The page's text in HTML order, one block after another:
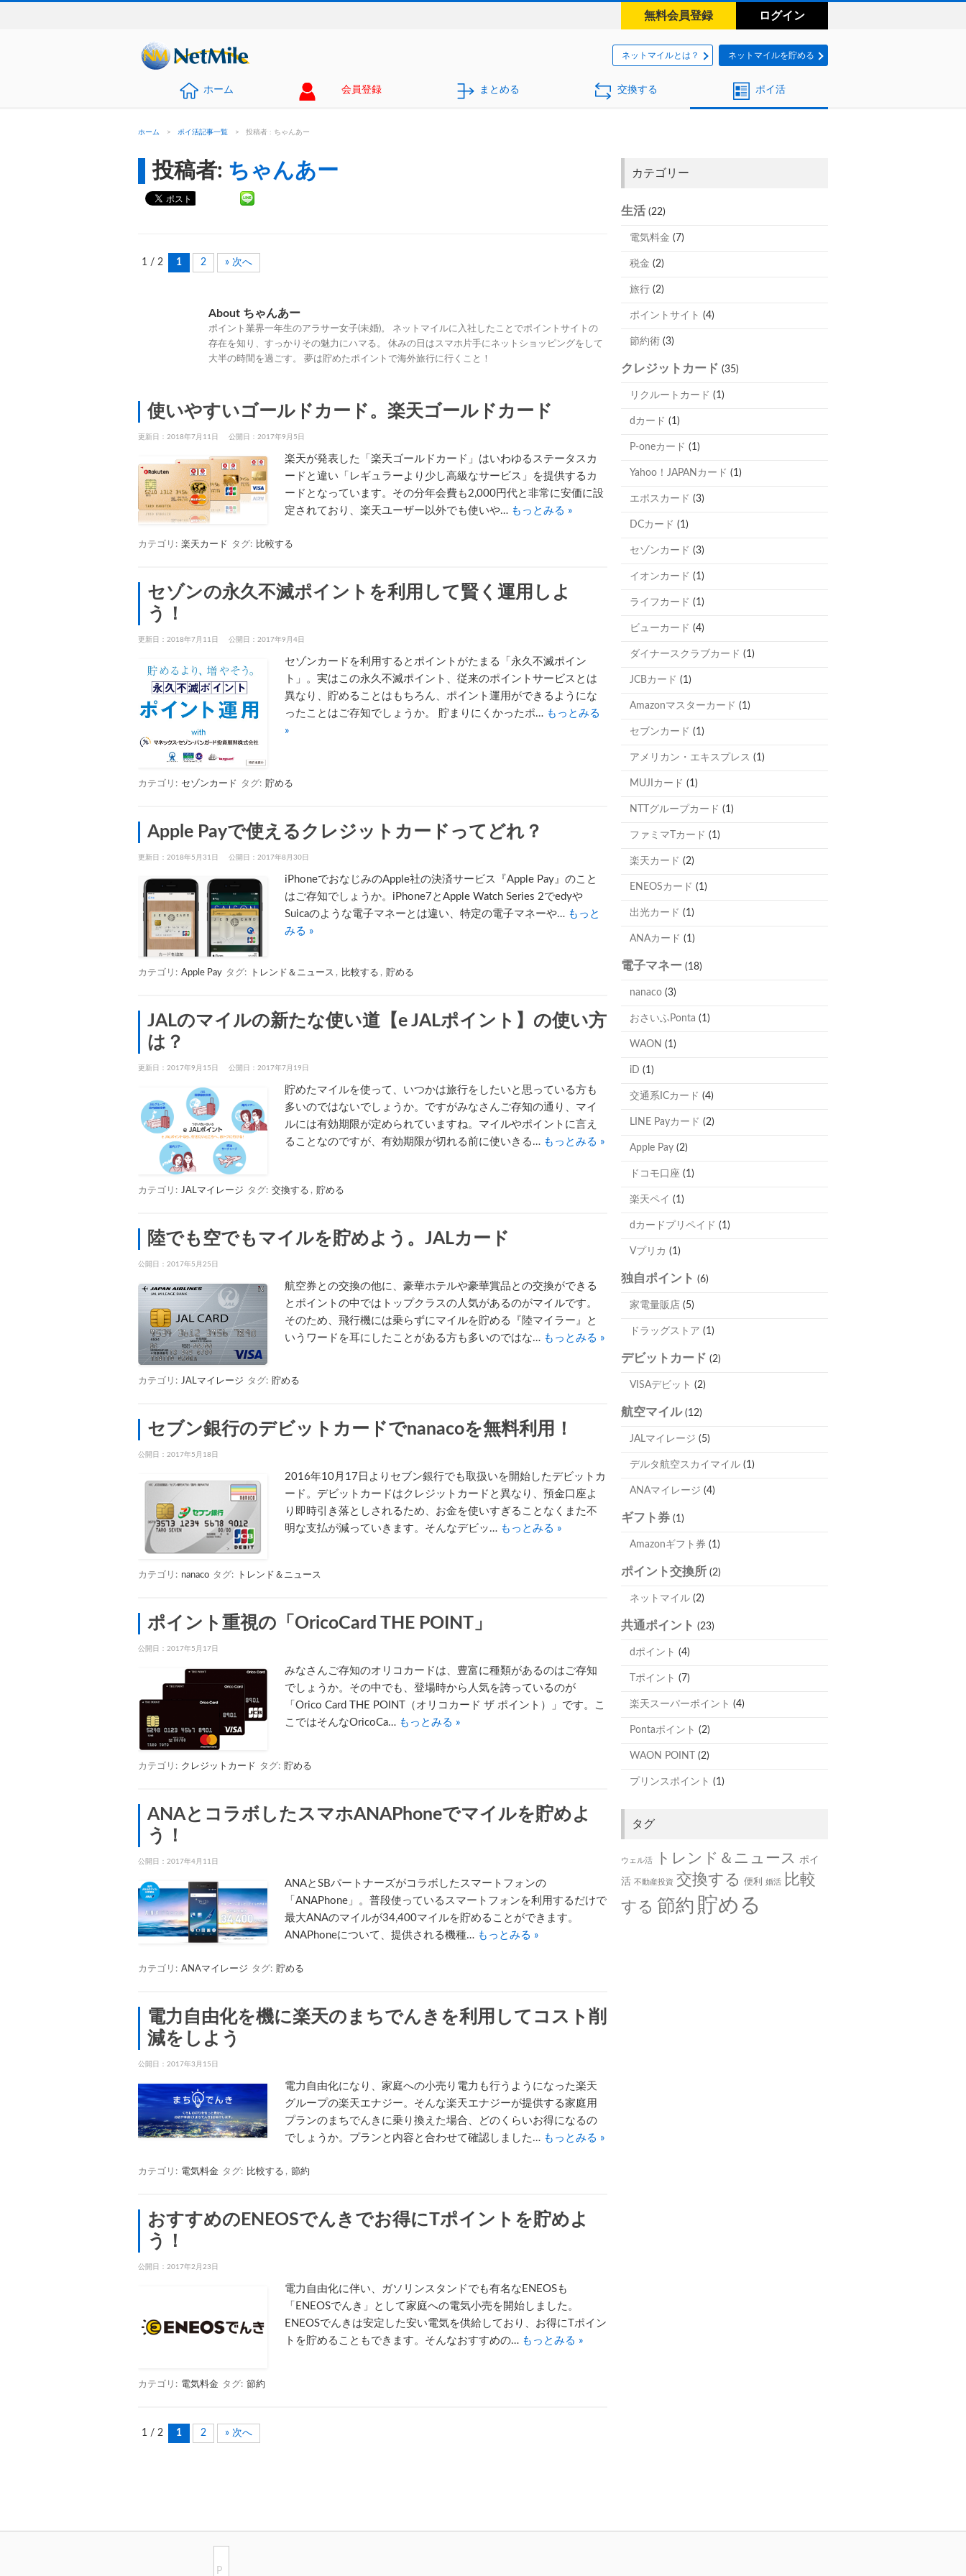
無料会員登録 ログイン
ネットマイルとは？ ネットマイルを貯める
ホーム 会員登録 まとめる 交換する ポイ活
ホーム > ポイ活記事一覧 > 投稿者 : ちゃんあー
投稿者: ちゃんあー
1 / 2 1 2 » 次へ
About ちゃんあー
ポイント業界一年生のアラサー女子(未婚)。 ネットマイルに入社したことでポイントサイトの
存在を知り、すっかりその魅力にハマる。 休みの日はスマホ片手にネットショッピングをして
大半の時間を過ごす。 夢は貯めたポイントで海外旅行に行くこと！
使いやすいゴールドカード。楽天ゴールドカード
更新日：2018年7月11日 公開日：2017年9月5日
楽天が発表した「楽天ゴールドカード」はいわゆるステータスカ
ードと違い「レギュラーより少し高級なサービス」を提供するカ
ードとなっています。その分年会費も2,000円代と非常に安価に設
定されており、楽天ユーザー以外でも使いや… もっとみる »
カテゴリ: 楽天カード タグ: 比較する
セゾンの永久不滅ポイントを利用して賢く運用しよ
う！
更新日：2018年7月11日 公開日：2017年9月4日
セゾンカードを利用するとポイントがたまる「永久不滅ポイン
ト」。実はこの永久不滅ポイント、従来のポイントサービスとは
異なり、貯めることはもちろん、ポイント運用ができるようにな
ったことはご存知でしょうか。 貯まりにくかったポ… もっとみる
»
カテゴリ: セゾンカード タグ: 貯める
Apple Payで使えるクレジットカードってどれ？
更新日：2018年5月31日 公開日：2017年8月30日
iPhoneでおなじみのApple社の決済サービス『Apple Pay』のこと
はご存知でしょうか。iPhone7とApple Watch Series 2でedyや
Suicaのような電子マネーとは違い、特定の電子マネーや… もっと
みる »
カテゴリ: Apple Pay タグ: トレンド＆ニュース , 比較する , 貯める
JALのマイルの新たな使い道【e JALポイント】の使い方
は？
更新日：2017年9月15日 公開日：2017年7月19日
貯めたマイルを使って、いつかは旅行をしたいと思っている方も
多いのではないでしょうか。ですがみなさんご存知の通り、マイ
ルには有効期限が定められていますね。マイルやポイントに言え
ることなのですが、有効期限が切れる前に使いきる… もっとみる »
カテゴリ: JALマイレージ タグ: 交換する , 貯める
陸でも空でもマイルを貯めよう。JALカード
公開日： 2017年5月25日
航空券との交換の他に、豪華ホテルや豪華賞品との交換ができる
とポイントの中ではトップクラスの人気があるのがマイルです。
そのため、飛行機には乗らずにマイルを貯める『陸マイラー』と
いうワードを耳にしたことがある方も多いのではな… もっとみる »
カテゴリ: JALマイレージ タグ: 貯める
セブン銀行のデビットカードでnanacoを無料利用！
公開日： 2017年5月18日
2016年10月17日よりセブン銀行でも取扱いを開始したデビットカ
ード。デビットカードはクレジットカードと異なり、預金口座よ
り即時引き落としされるため、お金を使いすぎることなくまた不
明な支払が減っていきます。そんなデビッ… もっとみる »
カテゴリ: nanaco タグ: トレンド＆ニュース
ポイント重視の「OricoCard THE POINT」
公開日： 2017年5月17日
みなさんご存知のオリコカードは、豊富に種類があるのはご存知
でしょうか。その中でも、登場時から人気を誇っているのが
「Orico Card THE POINT（オリコカード ザ ポイント）」です。こ
こではそんなOricoCa… もっとみる »
カテゴリ: クレジットカード タグ: 貯める
ANAとコラボしたスマホANAPhoneでマイルを貯めよ
う！
公開日： 2017年4月11日
ANAとSBパートナーズがコラボしたスマートフォンの
「ANAPhone」。普段使っているスマートフォンを利用するだけで
最大ANAのマイルが34,400マイルを貯めることができます。
ANAPhoneについて、提供される機種… もっとみる »
カテゴリ: ANAマイレージ タグ: 貯める
電力自由化を機に楽天のまちでんきを利用してコスト削
減をしよう
公開日： 2017年3月15日
電力自由化になり、家庭への小売り電力も行うようになった楽天
グループの楽天エナジー。そんな楽天エナジーが提供する家庭用
プランのまちでんきに乗り換えた場合、どのくらいお得になるの
でしょうか。プランと内容と合わせて確認しました… もっとみる »
カテゴリ: 電気料金 タグ: 比較する , 節約
おすすめのENEOSでんきでお得にTポイントを貯めよ
う！
公開日： 2017年2月23日
電力自由化に伴い、ガソリンスタンドでも有名なENEOSも
「ENEOSでんき」として家庭への電気小売を開始しました。
ENEOSでんきは安定した安い電気を供給しており、お得にTポイン
トを貯めることもできます。そんなおすすめの… もっとみる »
カテゴリ: 電気料金 タグ: 節約
1 / 2 1 2 » 次へ
カテゴリー
生活 (22)
電気料金 (7)
税金 (2)
旅行 (2)
ポイントサイト (4)
節約術 (3)
クレジットカード (35)
リクルートカード (1)
dカード (1)
P-oneカード (1)
Yahoo！JAPANカード (1)
エポスカード (3)
DCカード (1)
セゾンカード (3)
イオンカード (1)
ライフカード (1)
ビューカード (4)
ダイナースクラブカード (1)
JCBカード (1)
Amazonマスターカード (1)
セブンカード (1)
アメリカン・エキスプレス (1)
MUJIカード (1)
NTTグループカード (1)
ファミマTカード (1)
楽天カード (2)
ENEOSカード (1)
出光カード (1)
ANAカード (1)
電子マネー (18)
nanaco (3)
おさいふPonta (1)
WAON (1)
iD (1)
交通系ICカード (4)
LINE Payカード (2)
Apple Pay (2)
ドコモ口座 (1)
楽天ペイ (1)
dカードプリペイド (1)
Vプリカ (1)
独自ポイント (6)
家電量販店 (5)
ドラッグストア (1)
デビットカード (2)
VISAデビット (2)
航空マイル(12)
JALマイレージ (5)
デルタ航空スカイマイル (1)
ANAマイレージ (4)
ギフト券 (1)
Amazonギフト券 (1)
ポイント交換所 (2)
ネットマイル (2)
共通ポイント (23)
dポイント (4)
Tポイント (7)
楽天スーパーポイント (4)
Pontaポイント (2)
WAON POINT (2)
プリンスポイント (1)
タグ
ウェル活 トレンド＆ニュース ポイ
活 不動産投資 交換する 便利 婚活
比較
する 節約 貯める
P